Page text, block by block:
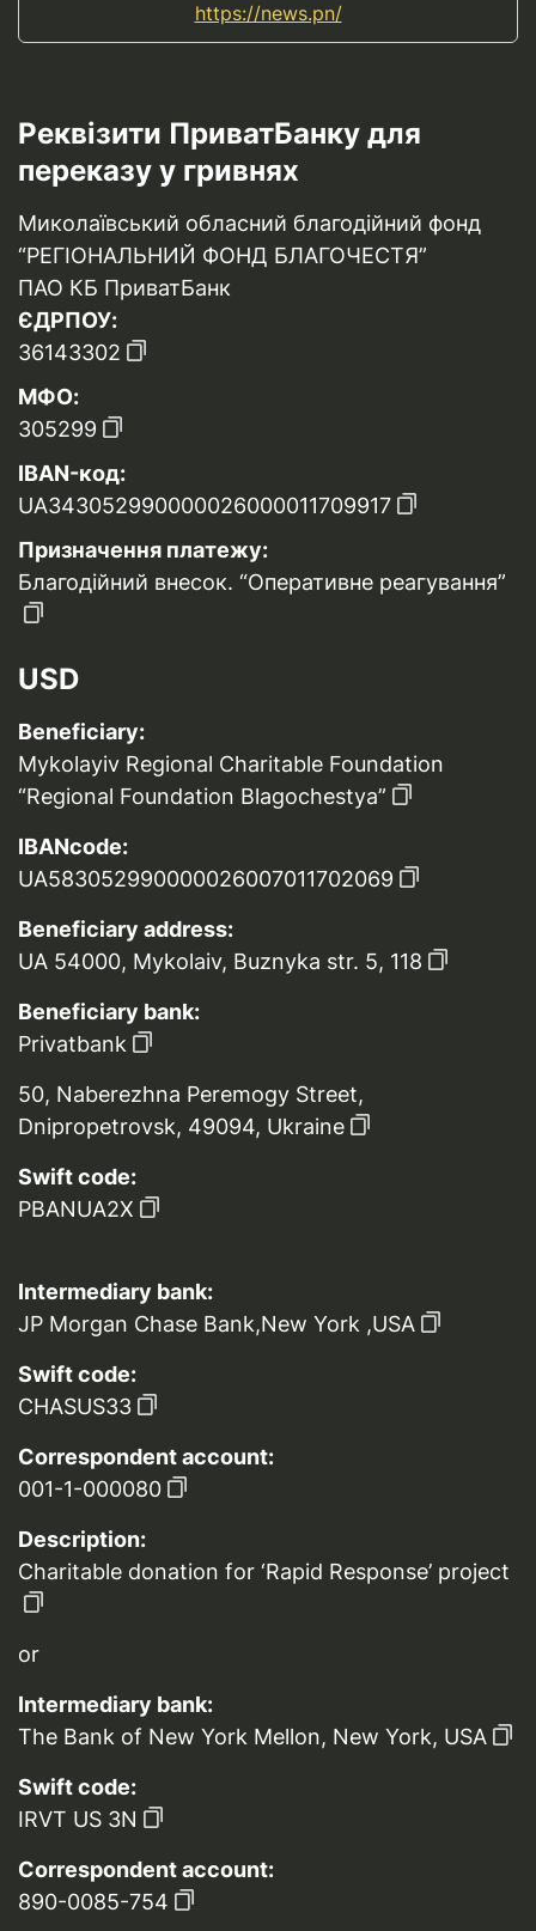
https://news.pn/
Реквізити ПриватБанку для
переказу у гривнях
Миколаївський обласний благодійний фонд
“РЕГІОНАЛЬНИЙ ФОНД БЛАГОЧЕСТЯ”
ПАО КБ ПриватБанк
ЄДРПОУ:
36143302
МФО:
305299
IBAN-код:
UA343052990000026000011709917
Призначення платежу:
Благодійний внесок. “Оперативне реагування”
USD
Beneficiary:
Mykolayiv Regional Charitable Foundation
“Regional Foundation Blagochestya”
IBANcode:
UA583052990000026007011702069
Beneficiary address:
UA 54000, Mykolaiv, Buznyka str. 5, 118
Beneficiary bank:
Privatbank
50, Naberezhna Peremogy Street,
Dnipropetrovsk, 49094, Ukraine
Swift code:
PBANUA2X
Intermediary bank:
JP Morgan Chase Bank,New York ,USA
Swift code:
CHASUS33
Correspondent account:
001-1-000080
Description:
Charitable donation for ‘Rapid Response’ project
or
Intermediary bank:
The Bank of New York Mellon, New York, USA
Swift code:
IRVT US 3N
Correspondent account:
890-0085-754